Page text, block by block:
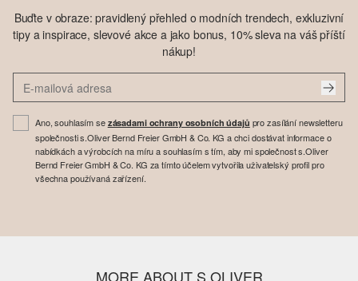
Buďte v obraze: pravidlený přehled o modních trendech, exkluzivní
tipy a inspirace, slevové akce a jako bonus, 10% sleva na váš příští
nákup!
Ano, souhlasím se zásadami ochrany osobních údajů pro zasílání newsletteru
společnosti s.Oliver Bernd Freier GmbH & Co. KG a chci dostávat informace o
nabídkách a výrobcích na míru a souhlasím s tím, aby mi společnost s.Oliver
Bernd Freier GmbH & Co. KG za tímto účelem vytvořila uživatelský profil pro
všechna používaná zařízení.
MORE ABOUT S.OLIVER